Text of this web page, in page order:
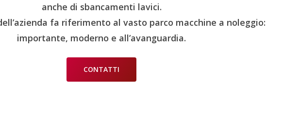
anche di sbancamenti lavici.
fa riferimento al vasto parco macchine a noleggio:
importante, moderno e all’avanguardia.
CONTATTI